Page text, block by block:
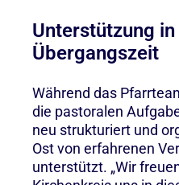
Unterstützung
Übergangszeit
Während das
die pastoralen
neu strukturiert und
Ost von erfahrenen
unterstützt. „Wir